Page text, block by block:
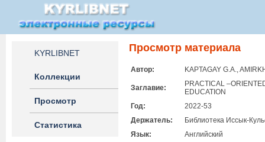
KYRLIBNET
Коллекции
Просмотр
Статистика
Просмотр материала
Автор: KAPTAGAY G.A.,
Заглавие:
PRACTICAL
EDUCATION
Год:
2022-53
Держатель:
Библиотека Иссык-
Язык:
Английский